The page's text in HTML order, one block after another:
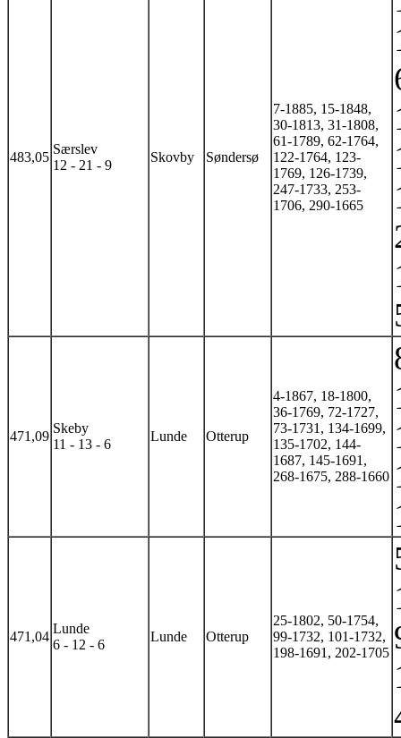
483,05
Særslev
12 - 21 - 9
Skovby Søndersø
7-1885, 15-1848,
30-1813, 31-1808,
61-1789, 62-1764,
122-1764, 123-
1769, 126-1739,
247-1733, 253-
1706, 290-1665
471,09
Skeby
11 - 13 - 6
Lunde Otterup
4-1867, 18-1800,
36-1769, 72-1727,
73-1731, 134-1699,
135-1702, 144-
1687, 145-1691,
268-1675, 288-1660
471,04
Lunde
6 - 12 - 6
Lunde Otterup
25-1802, 50-1754,
99-1732, 101-1732,
198-1691, 202-1705